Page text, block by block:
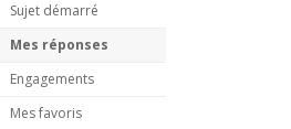
Sujet démarré
Mes réponses
Engagements
Mes favoris